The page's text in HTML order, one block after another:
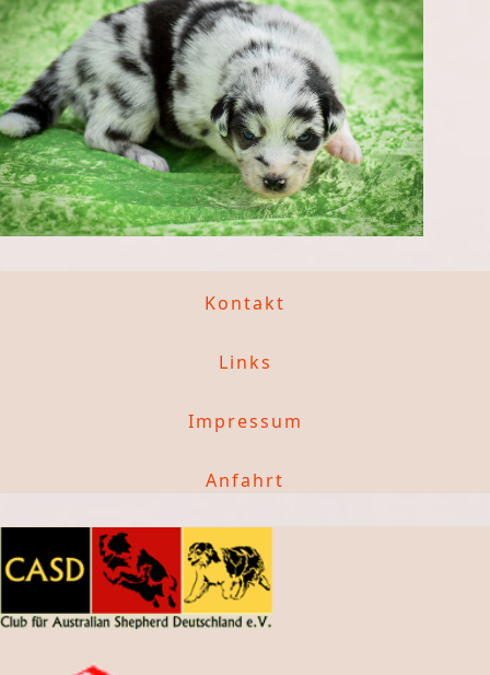
Kontakt
Links
Impressum
Anfahrt